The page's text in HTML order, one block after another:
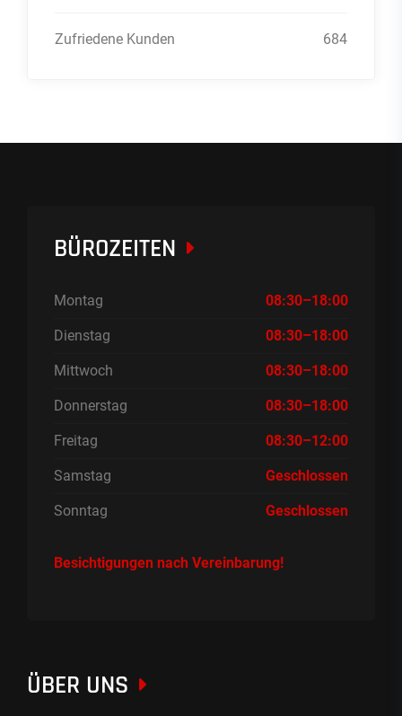
Zufriedene Kunden 684
BÜROZEITEN
Montag 08:30–18:00
Dienstag 08:30–18:00
Mittwoch 08:30–18:00
Donnerstag 08:30–18:00
Freitag 08:30–12:00
Samstag Geschlossen
Sonntag Geschlossen
Besichtigungen nach Vereinbarung!
ÜBER UNS